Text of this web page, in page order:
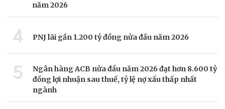
năm 2026
4 PNJ lãi gần 1.200 tỷ đồng nửa đầu năm 2026
5
Ngân hàng ACB nửa đầu năm 2026 đạt hơn 8.600 tỷ
đồng lợi nhuận sau thuế, tỷ lệ nợ xấu thấp nhất
ngành